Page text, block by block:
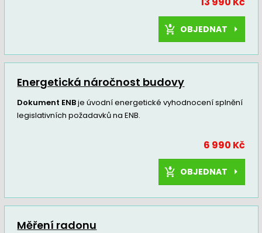
OBJEDNAT
Energetická náročnost budovy
Dokument ENBje úvodní energetické vyhodnocení splnění
legislativních požadavků na ENB.
6 990 Kč
OBJEDNAT
Měření radonu